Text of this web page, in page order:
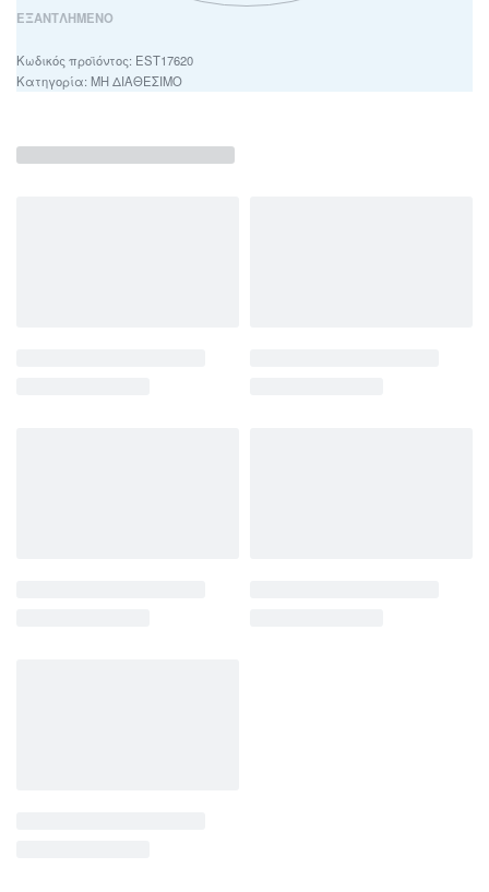
ΕΞΑΝΤΛΗΜΈΝΟ
EST17620
Κατηγορία: ΜΗ ΔΙΑΘΕΣΙΜΟ